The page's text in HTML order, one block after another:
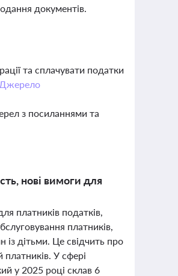
документів.
та сплачувати податки
Джерело
з посиланнями та
нові вимоги для
платників податків,
платників,
дітьми. Це свідчить про
У сфері
у 2025 році склав 6